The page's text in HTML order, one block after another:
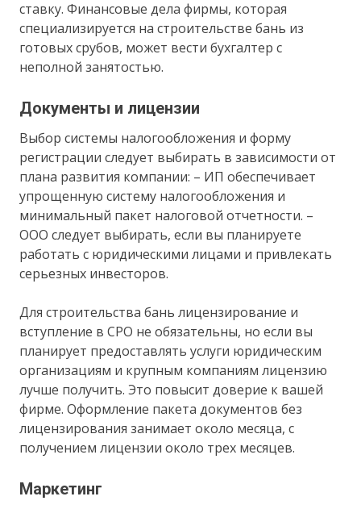
ставку. Финансовые дела фирмы, которая
специализируется на строительстве бань из
готовых срубов, может вести бухгалтер с
неполной занятостью.
Документы и лицензии
Выбор системы налогообложения и форму
регистрации следует выбирать в зависимости от
плана развития компании: – ИП обеспечивает
упрощенную систему налогообложения и
минимальный пакет налоговой отчетности. –
ООО следует выбирать, если вы планируете
работать с юридическими лицами и привлекать
серьезных инвесторов.
Для строительства бань лицензирование и
вступление в СРО не обязательны, но если вы
планирует предоставлять услуги юридическим
организациям и крупным компаниям лицензию
лучше получить. Это повысит доверие к вашей
фирме. Оформление пакета документов без
лицензирования занимает около месяца, с
получением лицензии около трех месяцев.
Маркетинг